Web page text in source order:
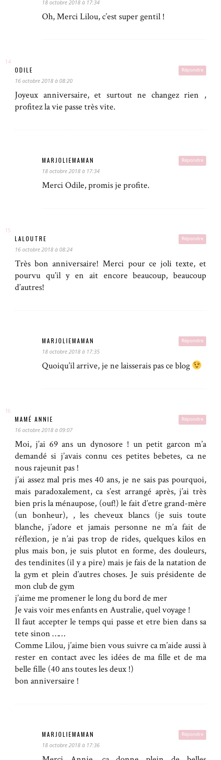
18 octobre 2018 à 17:34
Oh, Merci Lilou, c’est super gentil !
Répondre
ODILE
16 octobre 2018 à 08:20
Joyeux anniversaire, et surtout ne changez rien ,
profitez la vie passe très vite.
Répondre
MARJOLIEMAMAN
18 octobre 2018 à 17:34
Merci Odile, promis je profite.
Répondre
LALOUTRE
16 octobre 2018 à 08:24
Très bon anniversaire! Merci pour ce joli texte, et
pourvu qu’il y en ait encore beaucoup, beaucoup
d’autres!
Répondre
MARJOLIEMAMAN
18 octobre 2018 à 17:35
Quoiqu’il arrive, je ne laisserais pas ce blog
Répondre
MAMÉ ANNIE
16 octobre 2018 à 09:07
Moi, j’ai 69 ans un dynosore ! un petit garcon m’a
demandé si j’avais connu ces petites bebetes, ca ne
nous rajeunit pas !
j’ai assez mal pris mes 40 ans, je ne sais pas pourquoi,
mais paradoxalement, ca s’est arrangé après, j’ai très
bien pris la ménaupose, (ouf!) le fait d’etre grand-mère
(un bonheur), , les cheveux blancs (je suis toute
blanche, j’adore et jamais personne ne m’a fait de
réflexion, je n’ai pas trop de rides, quelques kilos en
plus mais bon, je suis plutot en forme, des douleurs,
des tendinites (il y a pire) mais je fais de la natation de
la gym et plein d’autres choses. Je suis présidente de
mon club de gym
j’aime me promener le long du bord de mer
Je vais voir mes enfants en Australie, quel voyage !
Il faut accepter le temps qui passe et etre bien dans sa
tete sinon ……
Comme Lilou, j’aime bien vous suivre ca m’aide aussi à
rester en contact avec les idées de ma fille et de ma
belle fille (40 ans toutes les deux !)
bon anniversaire !
Répondre
MARJOLIEMAMAN
18 octobre 2018 à 17:36